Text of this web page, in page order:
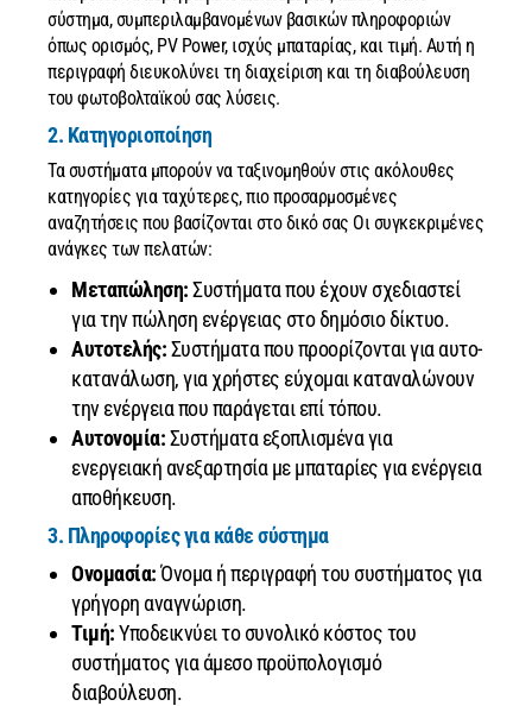
σύστημα, συμπεριλαμβανομένων βασικών πληροφοριών
όπως ορισμός, PV Power, ισχύς μπαταρίας, και τιμή. Αυτή η
περιγραφή διευκολύνει τη διαχείριση και τη διαβούλευση
του φωτοβολταϊκού σας λύσεις.
2. Κατηγοριοποίηση
Τα συστήματα μπορούν να ταξινομηθούν στις ακόλουθες
κατηγορίες για ταχύτερες, πιο προσαρμοσμένες
αναζητήσεις που βασίζονται στο δικό σας Οι συγκεκριμένες
ανάγκες των πελατών:
Μεταπώληση:Συστήματα που έχουν σχεδιαστεί
για την πώληση ενέργειας στο δημόσιο δίκτυο.
Αυτοτελής:Συστήματα που προορίζονται για αυτο-
κατανάλωση, για χρήστες εύχομαι καταναλώνουν
την ενέργεια που παράγεται επί τόπου.
Αυτονομία:Συστήματα εξοπλισμένα για
ενεργειακή ανεξαρτησία με μπαταρίες για ενέργεια
αποθήκευση.
3. Πληροφορίες για κάθε σύστημα
Ονομασία:Όνομα ή περιγραφή του συστήματος για
γρήγορη αναγνώριση.
Τιμή:Υποδεικνύει το συνολικό κόστος του
συστήματος για άμεσο προϋπολογισμό
διαβούλευση.